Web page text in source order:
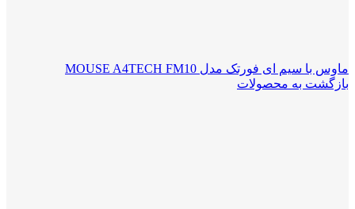
ماوس با سیم ای فورتک مدل MOUSE A4TECH FM10
بازگشت به محصولات